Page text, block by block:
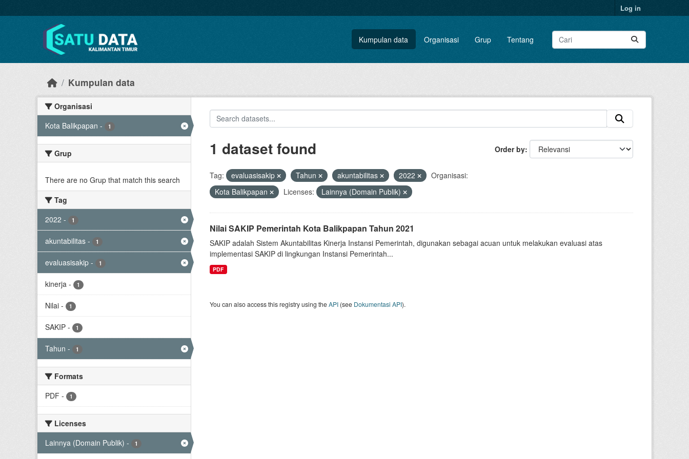
Log in
Kumpulan data Organisasi Grup Tentang
Kumpulan data
Organisasi
Kota Balikpapan - 1
Grup
There are no Grup that match this search
Tag
2022 - 1
akuntabilitas - 1
evaluasisakip - 1
kinerja - 1
Nilai - 1
SAKIP - 1
Tahun - 1
Formats
PDF - 1
Licenses
Lainnya (Domain Publik) - 1
Order by
1 dataset found
Tag: evaluasisakip Tahun akuntabilitas 2022
Organisasi:
Kota Balikpapan
Licenses: Lainnya (Domain Publik)
Nilai SAKIP Pemerintah Kota Balikpapan Tahun 2021
SAKIP adalah Sistem Akuntabilitas Kinerja Instansi Pemerintah, digunakan sebagai acuan untuk melakukan evaluasi atas
implementasi SAKIP di lingkungan Instansi Pemerintah...
PDF
You can also access this registry using theAPI(see Dokumentasi API).